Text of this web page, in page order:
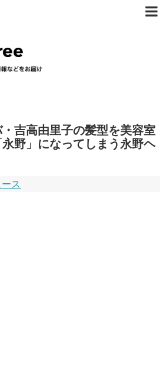
・吉高由里子の髪型を美容室
野」になってしまう永野ヘ
ス